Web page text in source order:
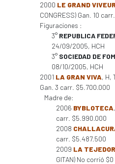
2000 LE GRAND
CONGRESS) Gan. 10
Figuraciones :
3° REPUBLICA
24/09/2005, HCH
3° SOCIEDAD DE
08/10/2005, HCH
2001 LA GRAN VIVA, H,
Gan. 3 carr. $5.700.000
Madre de:
2006 BYBLOTECA
carr. $5.990.000
2008
carr. $5.487.500
2009 LA
GITAN) No corrió $0